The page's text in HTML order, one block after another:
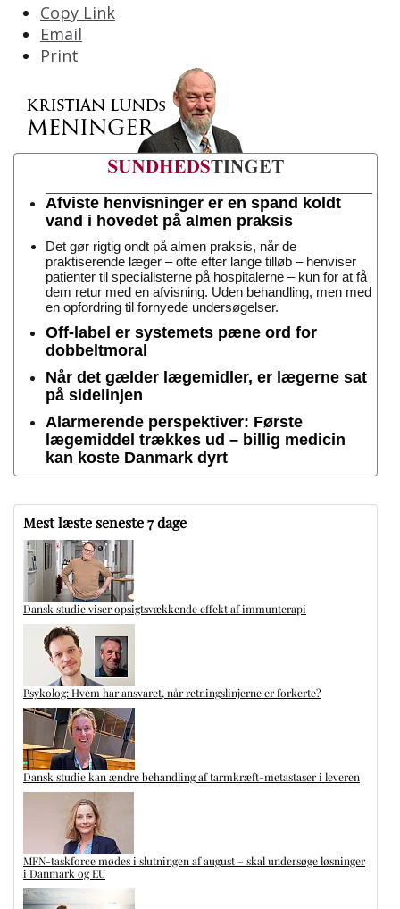
Copy Link
Email
Print
Afviste henvisninger er en spand koldt
vand i hovedet på almen praksis
Det gør rigtig ondt på almen praksis, når de
praktiserende læger – ofte efter lange tilløb – henviser
patienter til specialisterne på hospitalerne – kun for at få
dem retur med en afvisning. Uden behandling, men med
en opfordring til fornyede undersøgelser.
Off-label er systemets pæne ord for
dobbeltmoral
Når det gælder lægemidler, er lægerne sat
på sidelinjen
Alarmerende perspektiver: Første
lægemiddel trækkes ud – billig medicin
kan koste Danmark dyrt
Mest læste seneste 7 dage
Dansk studie viser opsigtsvækkende effekt af immunterapi
Psykolog: Hvem har ansvaret, når retningslinjerne er forkerte?
Dansk studie kan ændre behandling af tarmkræft-metastaser i leveren
MFN-taskforce mødes i slutningen af august – skal undersøge løsninger
i Danmark og EU